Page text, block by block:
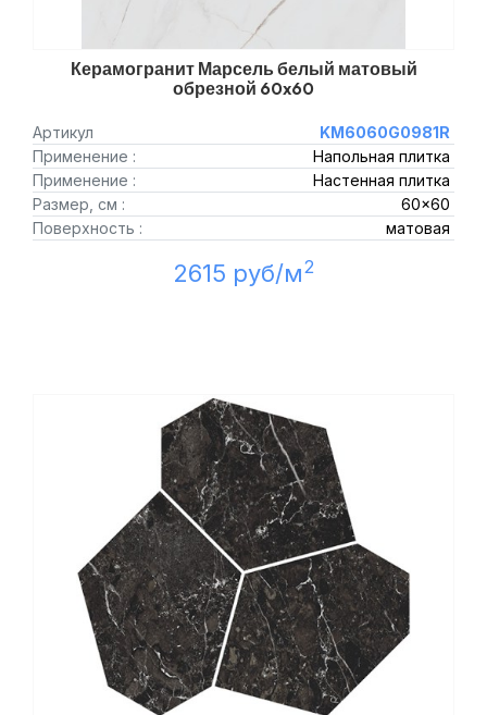
Керамогранит Марсель белый матовый
обрезной 60x60
Артикул
KM6060G0981R
Применение :
Напольная плитка
Применение :
Настенная плитка
Размер, см :
60x60
Поверхность :
матовая
2615 руб/м2